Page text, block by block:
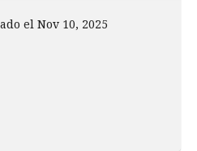
el Nov 10, 2025